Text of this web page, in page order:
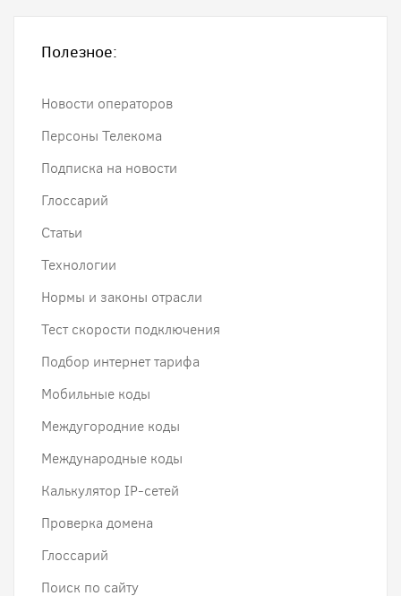
Полезное:
Новости операторов
Персоны Телекома
Подписка на новости
Глоссарий
Статьи
Технологии
Нормы и законы отрасли
Тест скорости подключения
Подбор интернет тарифа
Мобильные коды
Междугородние коды
Международные коды
Калькулятор IP-сетей
Проверка домена
Глоссарий
Поиск по сайту